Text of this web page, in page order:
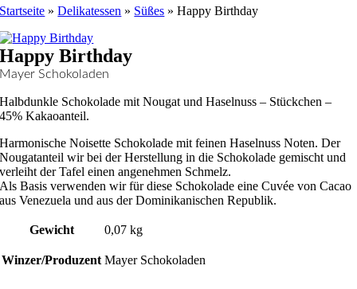
Startseite »Delikatessen » Süßes »Happy Birthday
Happy Birthday
Mayer Schokoladen
Halbdunkle Schokolade mit Nougat und Haselnuss – Stückchen –
45% Kakaoanteil.
Harmonische Noisette Schokolade mit feinen Haselnuss Noten. Der
Nougatanteil wir bei der Herstellung in die Schokolade gemischt und
verleiht der Tafel einen angenehmen Schmelz.
Als Basis verwenden wir für diese Schokolade eine Cuvée von Cacao
aus Venezuela und aus der Dominikanischen Republik.
Gewicht 0,07 kg
Winzer/Produzent Mayer Schokoladen